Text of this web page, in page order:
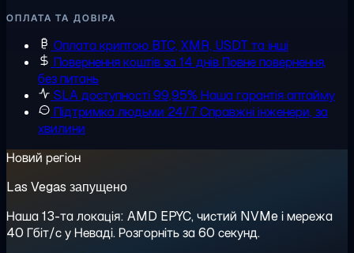
ОПЛАТА ТА ДОВІРА
Оплата криптою BTC, XMR, USDT та інші
Повернення коштів за 14 днів Повне повернення,
без питань
SLA доступності 99,95% Наша гарантія аптайму
Підтримка людьми 24/7Справжні інженери, за
хвилини
Новий регіон
Las Vegas запущено
Наша 13-та локація: AMD EPYC, чистий NVMe і мережа
40 Гбіт/с у Неваді. Розгорніть за 60 секунд.